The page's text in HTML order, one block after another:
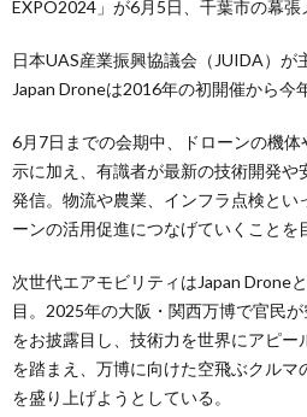
EXPO2024」が6月5日、千葉市の幕張
日本UAS産業振興協議会（JUIDA）が
Japan Droneは2016年の初開催から今
6月7日までの会期中、ドローンの機
示に加え、有識者が最新の技術開発や
発信。物流や農業、インフラ点検とい
ーンの活用促進につなげていくことを
次世代エアモビリティはJapan Drone
目。2025年の大阪・関西万博で官民
をお披露目し、技術力を世界にアピ
を踏まえ、万博に向けた空飛ぶクルマ
を盛り上げようとしている。